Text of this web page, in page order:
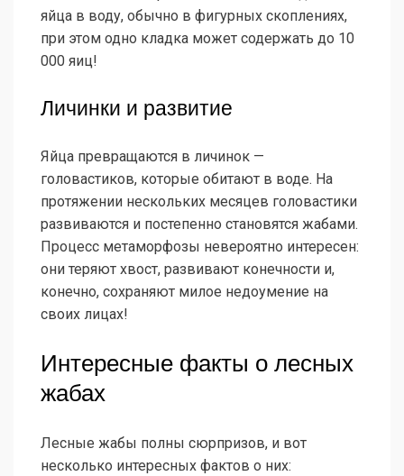
яйца в воду, обычно в фигурных скоплениях,
при этом одно кладка может содержать до 10
000 яиц!
Личинки и развитие
Яйца превращаются в личинок —
головастиков, которые обитают в воде. На
протяжении нескольких месяцев головастики
развиваются и постепенно становятся жабами.
Процесс метаморфозы невероятно интересен:
они теряют хвост, развивают конечности и,
конечно, сохраняют милое недоумение на
своих лицах!
Интересные факты о лесных
жабах
Лесные жабы полны сюрпризов, и вот
несколько интересных фактов о них: